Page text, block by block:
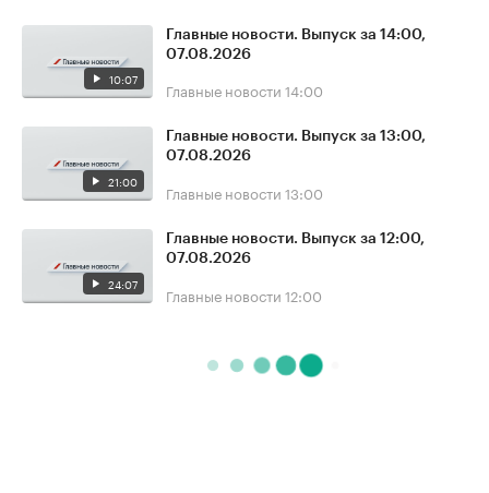
10:07
Главные новости. Выпуск за 14:00,
07.08.2026
Главные новости 14:00
21:00
Главные новости. Выпуск за 13:00,
07.08.2026
Главные новости 13:00
24:07
Главные новости. Выпуск за 12:00,
07.08.2026
Главные новости 12:00